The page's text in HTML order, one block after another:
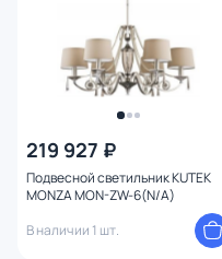
219 927 ₽
Подвесной светильник KUTEK
MONZA MON-ZW-6(N/A)
В наличии 1 шт.